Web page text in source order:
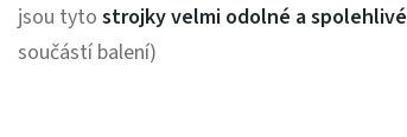
jsou tyto strojky velmi odolné a spolehlivé
součástí balení)